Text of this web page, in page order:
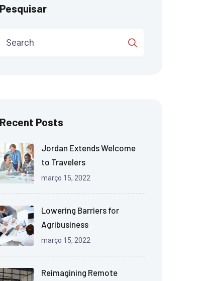
Pesquisar
Recent Posts
Jordan Extends Welcome
to Travelers
março 15, 2022
Lowering Barriers for
Agribusiness
março 15, 2022
Reimagining Remote